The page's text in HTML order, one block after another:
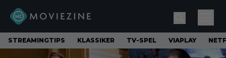
STREAMINGTIPS KLASSIKER TV-SPEL VIAPLAY